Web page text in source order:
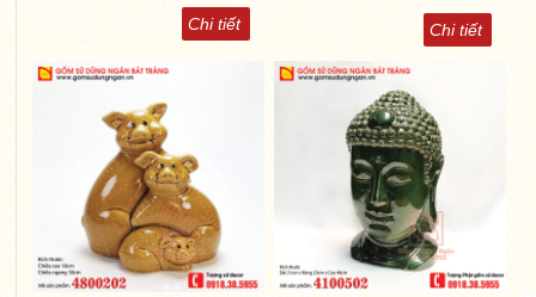
Chi tiết Chi tiết